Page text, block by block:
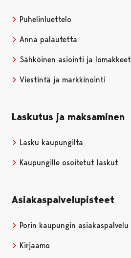
Puhelinluettelo
Anna palautetta
Sähköinen asiointi ja lomakkeet
Viestintä ja markkinointi
Laskutus ja maksaminen
Lasku kaupungilta
Kaupungille osoitetut laskut
Asiakaspalvelupisteet
Porin kaupungin asiakaspalvelu
Kirjaamo